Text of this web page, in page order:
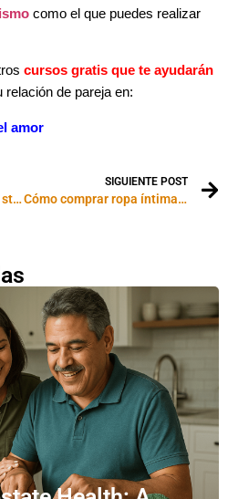
como el que puedes realizar
cursos gratis que te ayudarán
relación de pareja en:
amor
¿Tu pareja en un club de strippers?
SIGUIENTE POST
Cómo comprar ropa íntima para tu mujer (sin que te termine odiando)